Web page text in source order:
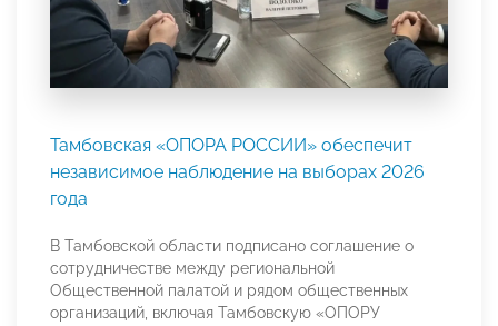
Тамбовская «ОПОРА РОССИИ» обеспечит
независимое наблюдение на выборах 2026
года
В Тамбовской области подписано соглашение о
сотрудничестве между региональной
Общественной палатой и рядом общественных
организаций, включая Тамбовскую «ОПОРУ